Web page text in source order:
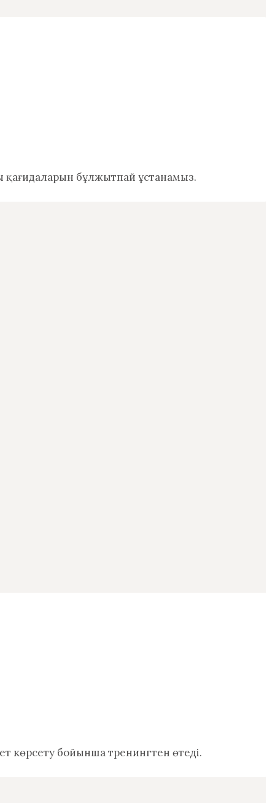
қағидаларын бұлжытпай ұстанамыз.
көрсету бойынша тренингтен өтеді.